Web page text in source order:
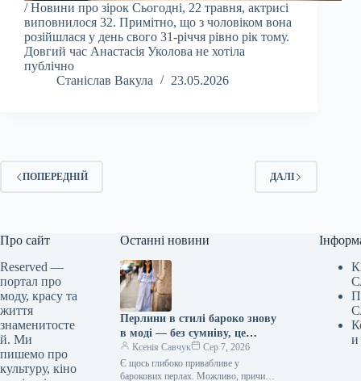
/ Новини про зірок Сьогодні, 22 травня, актрисі
виповнилося 32. Примітно, що з чоловіком вона
розійшлася у день свого 31-річчя рівно рік тому.
Довгий час Анастасія Уколова не хотіла
публічно
Станіслав Вакула
23.05.2026
ПОПЕРЕДНІЙ ДАЛІ
Про сайт
Reserved —
портал про
моду, красу та
життя
знаменитосте
й. Ми
пишемо про
культуру, кіно
Останні новини
Перлини в стилі бароко знову
в моді — без сумніву, це
головна прикраса кінця 2026
року.
Ксенія Савчук
Сер 7, 2026
Є щось глибоко привабливе у
барокових перлах. Можливо, причина
и